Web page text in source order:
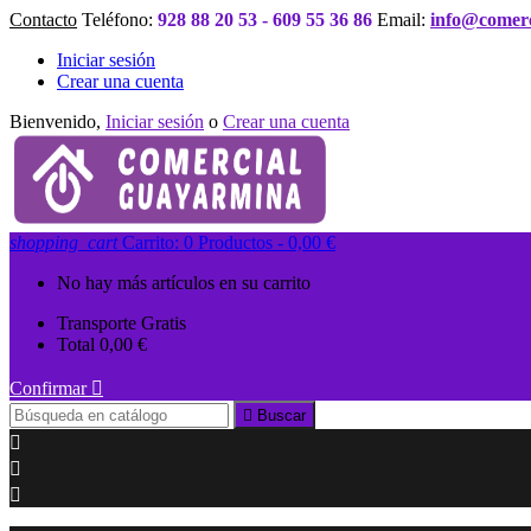
Contacto Teléfono: 928 88 20 53 - 609 55 36 86 Email:
Iniciar sesión
Crear una cuenta
Bienvenido, Iniciar sesión o Crear una cuenta
shopping_cart Carrito: 0 Productos - 0,00 €
No hay más artículos en su carrito
Transporte Gratis
Total 0,00 €
Confirmar 
 Buscar


